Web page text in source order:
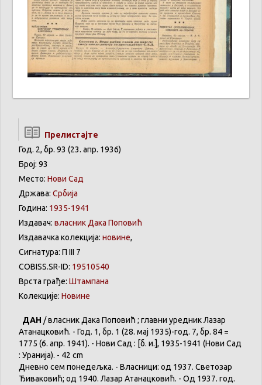
Прелистајте
Год. 2, бр. 93 (23. апр. 1936)
Број: 93
Место: Нови Сад
Држава: Србија
Година: 1935-1941
Издавач: власник Дака Поповић
Издавачка колекција: новине,
Сигнатура: П III 7
COBISS.SR-ID: 19510540
Врста грађе: Штампана
Колекције: Новине
ДАН / власник Дака Поповић ; главни уредник Лазар
Атанацковић. - Год. 1, бр. 1 (28. мај 1935)-год. 7, бр. 84 =
1775 (6. апр. 1941). - Нови Сад : [б. и.], 1935-1941 (Нови Сад
: Уранија). - 42 cm
Дневно сем понедељка. - Власници: од 1937. Светозар
Ђиваковић; од 1940. Лазар Атанацковић. - Од 1937. год.